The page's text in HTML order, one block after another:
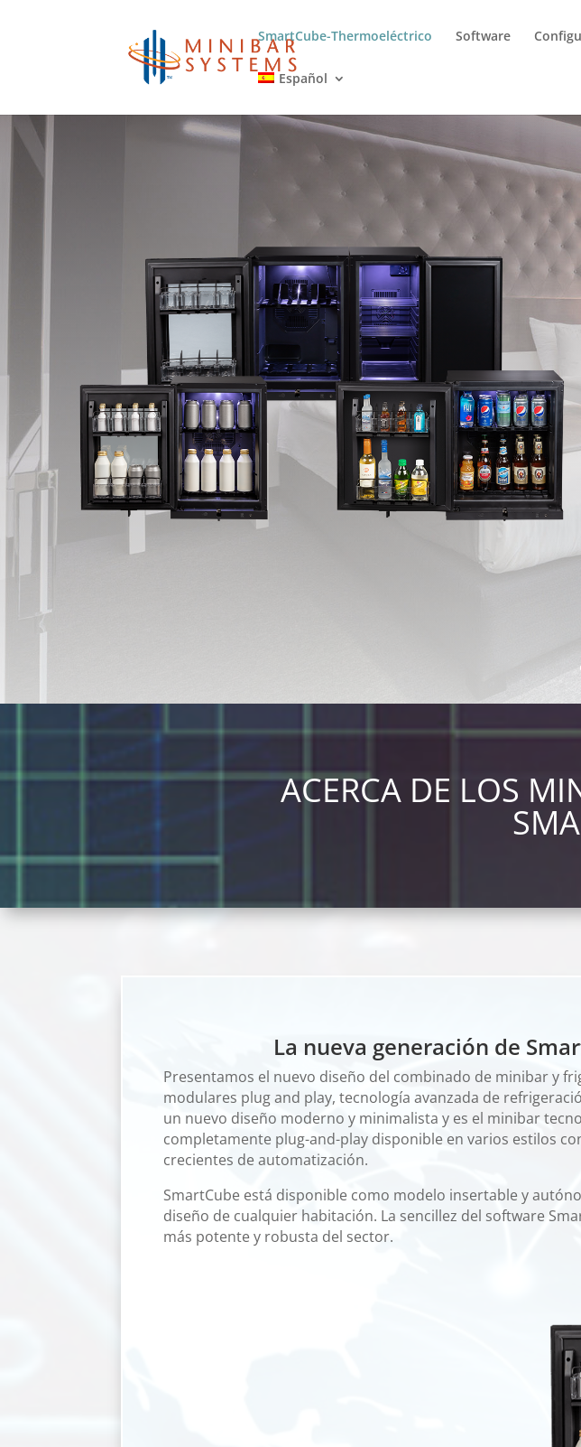
SmartCube-Thermoeléctrico Software
Español
ACERCA DE LOS
La nueva generación de
Presentamos el nuevo diseño del combinado de minibar y
modulares plug and play, tecnología avanzada de
un nuevo diseño moderno y minimalista y es el minibar
completamente plug-and-play disponible en varios estilos
crecientes de automatización.
SmartCube está disponible como modelo insertable y
diseño de cualquier habitación. La sencillez del software
más potente y robusta del sector.